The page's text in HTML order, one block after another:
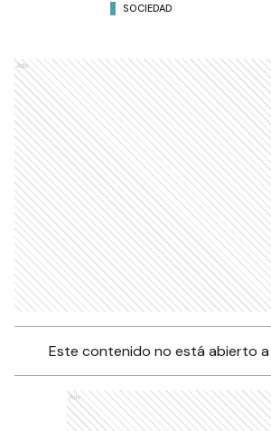
SOCIEDAD
Ads
Este contenido no está abierto
Ads